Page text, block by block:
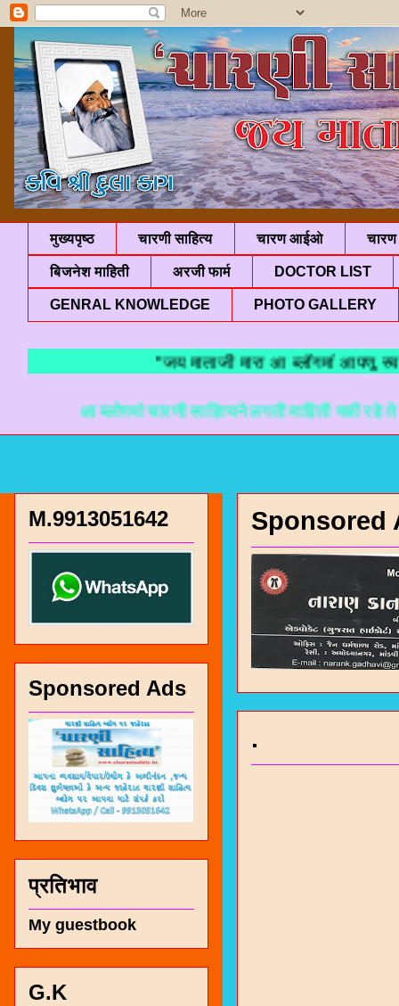
मुख्यपृष्ठ चारणी साहित्य चारण आईओ चारण
बिजनेश माहिती अरजी फार्म DOCTOR LIST
GENRAL KNOWLEDGE PHOTO GALLERY
"जय माताजी मारा आ ब्लॉगमां आपणु
आ ब्लोगमां चारणी साहित्यने लगती माहिती मळी रहे ते माटे
Sponsored
.
M.9913051642
Sponsored Ads
प्रतिभाव
My guestbook
G.K